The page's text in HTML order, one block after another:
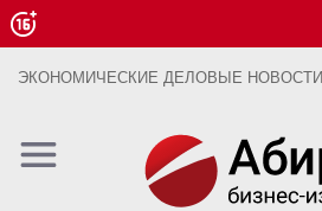
ЭКОНОМИЧЕСКИЕ ДЕЛОВЫЕ НОВОСТИ